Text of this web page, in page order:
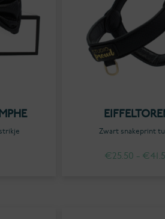
Zwart snakeprint
€25.50 - €